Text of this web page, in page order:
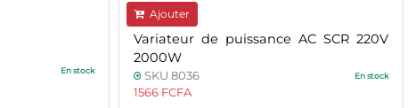
En stock
Ajouter
Variateur de puissance AC SCR 220V
2000W
SKU 8036 En stock
1566 FCFA